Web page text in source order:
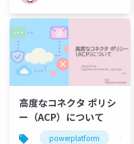
高度なコネクタ ポリシ
ー（ACP）について
powerplatform